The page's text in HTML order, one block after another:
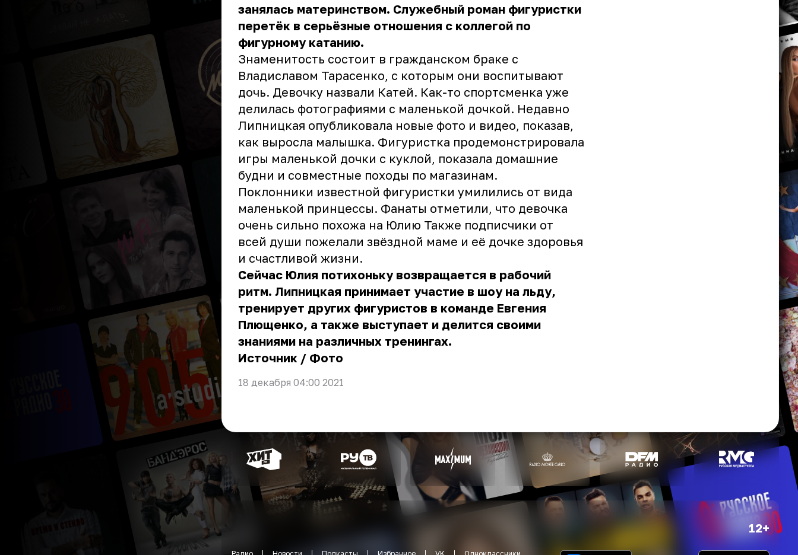
занялась материнством. Служебный роман фигуристки
перетёк в серьёзные отношения с коллегой по
фигурному катанию.
Знаменитость состоит в гражданском браке с
Владиславом Тарасенко, с которым они воспитывают
дочь. Девочку назвали Катей. Как-то спортсменка уже
делилась фотографиями с маленькой дочкой. Недавно
Липницкая опубликовала новые фото и видео, показав,
как выросла малышка. Фигуристка продемонстрировала
игры маленькой дочки с куклой, показала домашние
будни и совместные походы по магазинам.
Поклонники известной фигуристки умилились от вида
маленькой принцессы. Фанаты отметили, что девочка
очень сильно похожа на Юлию Также подписчики от
всей души пожелали звёздной маме и её дочке здоровья
и счастливой жизни.
Сейчас Юлия потихоньку возвращается в рабочий
ритм. Липницкая принимает участие в шоу на льду,
тренирует других фигуристов в команде Евгения
Плющенко, а также выступает и делится своими
знаниями на различных тренингах.
Источник / Фото
18 декабря 04:00 2021
12+